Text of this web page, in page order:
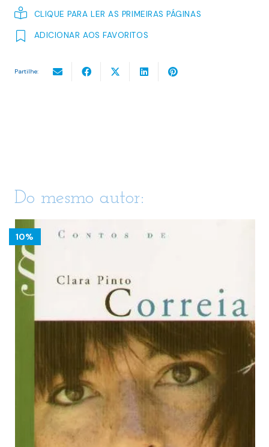
CLIQUE PARA LER AS PRIMEIRAS PÁGINAS
ADICIONAR AOS FAVORITOS
Partilhe:
Do mesmo autor:
10%